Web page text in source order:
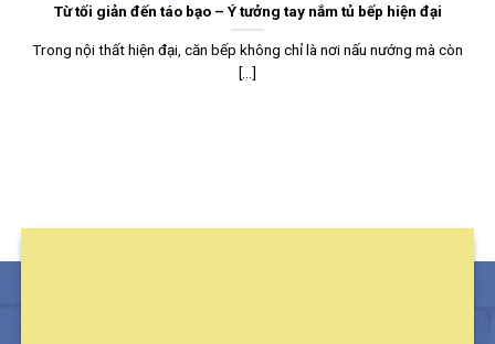
Từ tối giản đến táo bạo – Ý tưởng tay nắm tủ bếp hiện đại
Trong nội thất hiện đại, căn bếp không chỉ là nơi nấu nướng mà còn
[...]